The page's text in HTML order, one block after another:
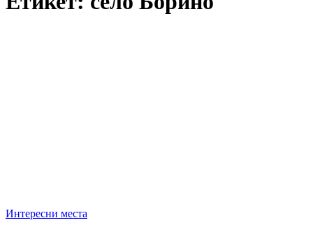
Интересни места